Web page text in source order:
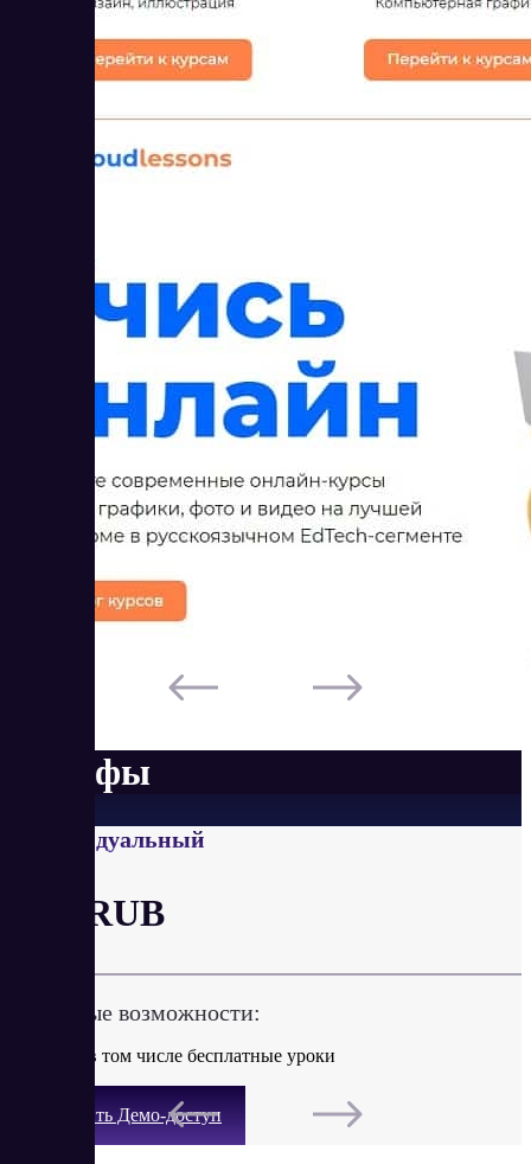
Тарифы
Индивидуальный
от 0 RUB
Ключевые возможности:
Имеются в том числе бесплатные уроки
Получить Демо-доступ